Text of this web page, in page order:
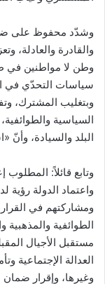
وشدّد محفوظ على
والقادرة والعادلة،
وطن لا مواطنين في
سياسات التحدّي في
وبتغليب المشترك،
السياسية
البلد والسيادة، وأنّ
وتابع قائلاً:
واعتماد الدولة
ومشاركتهم في
الطوائفية
مستقبل الأجيال
العدالة الإجتماعية
وغيرها، وإقرار